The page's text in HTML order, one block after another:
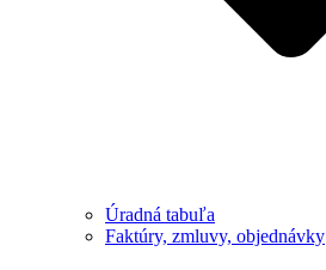
Úradná tabuľa
Faktúry, zmluvy, objednávky